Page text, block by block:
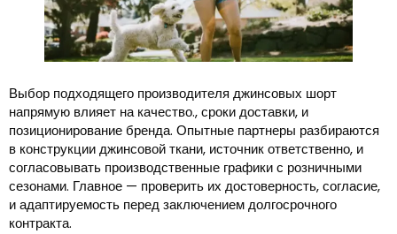
Выбор подходящего производителя джинсовых шорт
напрямую влияет на качество., сроки доставки, и
позиционирование бренда. Опытные партнеры разбираются
в конструкции джинсовой ткани, источник ответственно, и
согласовывать производственные графики с розничными
сезонами. Главное — проверить их достоверность, согласие,
и адаптируемость перед заключением долгосрочного
контракта.